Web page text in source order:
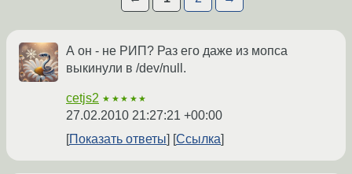
А он - не РИП? Раз его даже из мопса
выкинули в /dev/null.
cetjs2 ★★★★★
27.02.2010 21:27:21 +00:00
Показать ответы
Ссылка